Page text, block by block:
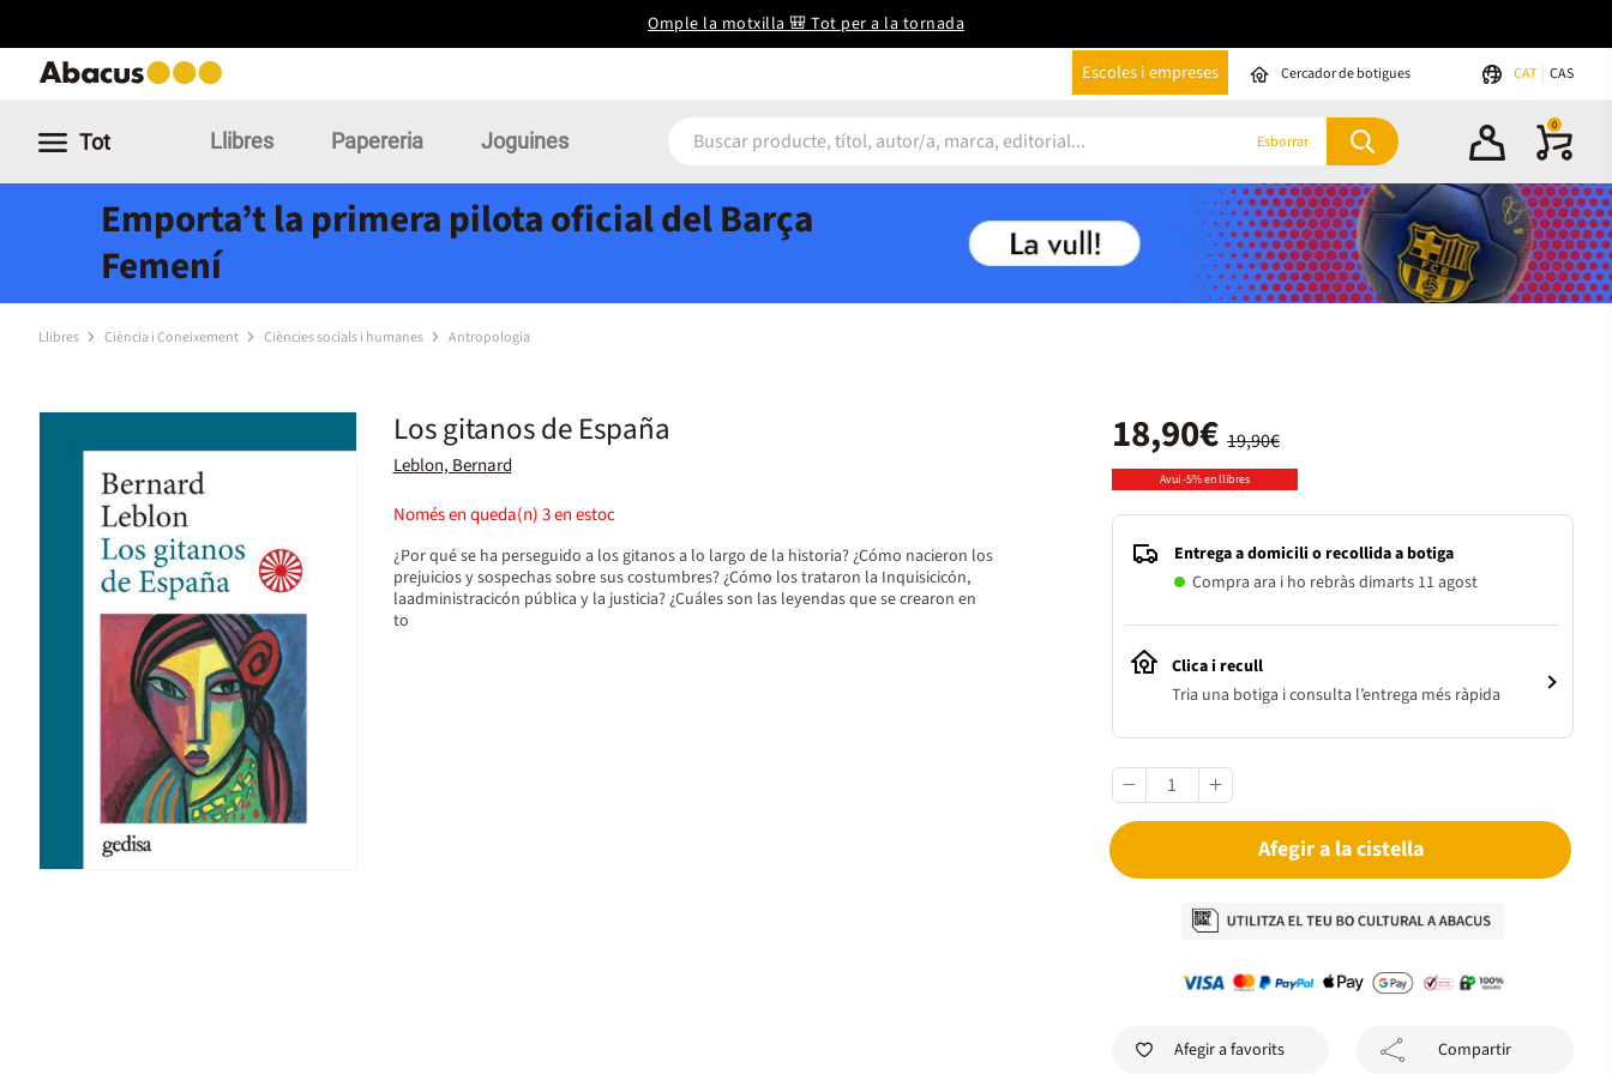
Omple la motxilla 🎒 Tot per a la tornada
Escoles i empreses Cercador de botigues CAT CAS
Tot Llibres Papereria Joguines Esborrar
0
Emporta’t la primera pilota oficial del Barça
Femení
Llibres Ciència i Coneixement Ciències socials i humanes Antropologia
Los gitanos de España
Leblon, Bernard
Només en queda(n)3en estoc
¿Por qué se ha perseguido a los gitanos a lo largo de la historia? ¿Cómo nacieron los
prejuicios y sospechas sobre sus costumbres? ¿Cómo los trataron la Inquisicicón,
laadministracicón pública y la justicia? ¿Cuáles son las leyendas que se crearon en
to
19,90€
18,90€
Avui -5% en llibres
Entrega a domicili o recollida a botiga
Compra ara i ho rebràs dimarts 11 agost
Clica i recull
Tria una botiga i consulta l’entrega més ràpida
Afegir a la cistella
Afegir a favorits Compartir